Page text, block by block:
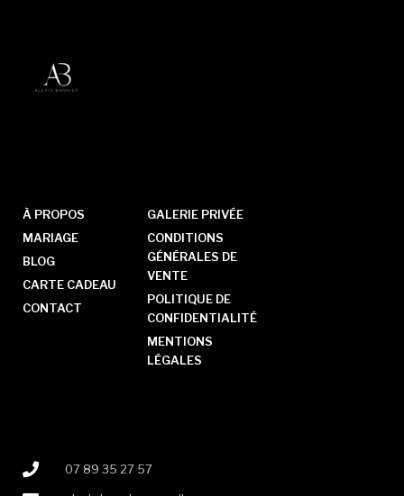
À PROPOS
MARIAGE
BLOG
CARTE CADEAU
CONTACT
GALERIE PRIVÉE
CONDITIONS
GÉNÉRALES DE
VENTE
POLITIQUE DE
CONFIDENTIALITÉ
MENTIONS
LÉGALES
07 89 35 27 57